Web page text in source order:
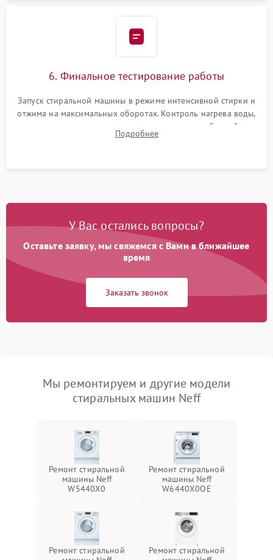
6. Финальное тестирование работы
Запуск стиральной машины в режиме интенсивной стирки и
отжима на максимальных оборотах. Контроль нагрева воды,
корректности слива, отсутствия излишних вибраций,
посторонних стуков и протечек под корпусом.
Подробнее
У Вас остались вопросы?
Оставьте заявку, мы свяжемся с Вами в ближайшее
время
Заказать звонок
Мы ремонтируем и другие модели
стиральных машин Neff
Ремонт стиральной
машины Neff
W5440X0
Ремонт стиральной
машины Neff
W6440X0OE
Ремонт стиральной
Ремонт стиральной